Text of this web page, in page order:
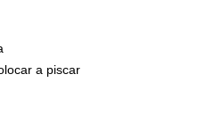
a piscar